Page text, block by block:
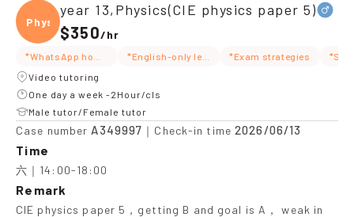
Physi
year 13,Physics(CIE physics paper 5)
$350/hr
*Exam strategies
Video tutoring
One day a week -2Hour/cls
Male tutor/Female tutor
Case number A349997 ｜Check-in time2026/06/13
Time
六｜14:00-18:00
Remark
CIE physics paper 5，getting B and goal is A， weak in